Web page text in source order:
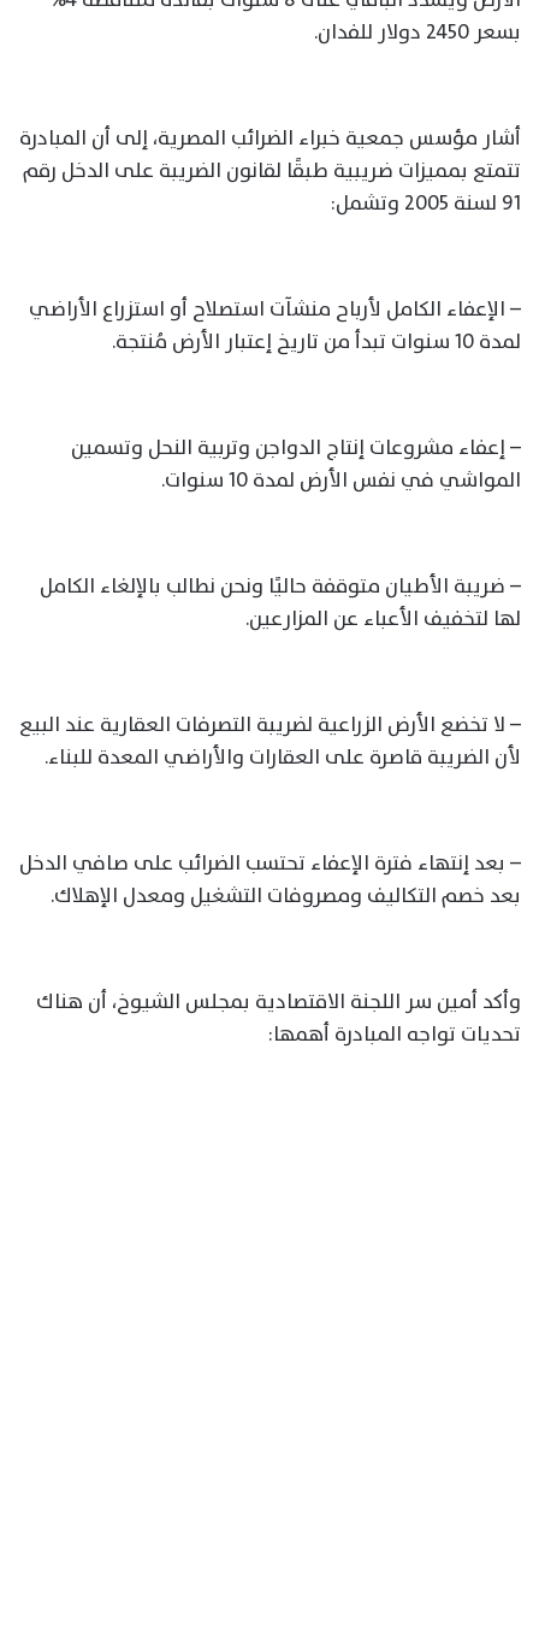
بسعر 2450 دولار للفدان.
أشار مؤسس جمعية خبراء الضرائب المصرية، إلى أن المبادرة
تتمتع بمميزات ضريبية طبقًا لقانون الضريبة على الدخل رقم
91 لسنة 2005 وتشمل:
– الإعفاء الكامل لأرباح منشآت استصلاح أو استزراع الأراضي
لمدة 10 سنوات تبدأ من تاريخ إعتبار الأرض مُنتجة.
– إعفاء مشروعات إنتاج الدواجن وتربية النحل وتسمين
المواشي في نفس الأرض لمدة 10 سنوات.
– ضريبة الأطيان متوقفة حاليًا ونحن نطالب بالإلغاء الكامل
لها لتخفيف الأعباء عن المزارعين.
– لا تخضع الأرض الزراعية لضريبة التصرفات العقارية عند البيع
لأن الضريبة قاصرة على العقارات والأراضي المعدة للبناء.
– بعد إنتهاء فترة الإعفاء تحتسب الضرائب على صافي الدخل
بعد خصم التكاليف ومصروفات التشغيل ومعدل الإهلاك.
وأكد أمين سر اللجنة الاقتصادية بمجلس الشيوخ، أن هناك
تحديات تواجه المبادرة أهمها: